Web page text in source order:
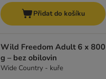
Přidat do košíku
Wild Freedom Adult 6 x 800
g – bez obilovin
Wide Country - kuře